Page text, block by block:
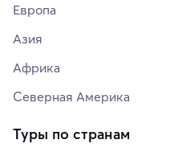
Европа
Азия
Африка
Северная Америка
Туры по странам